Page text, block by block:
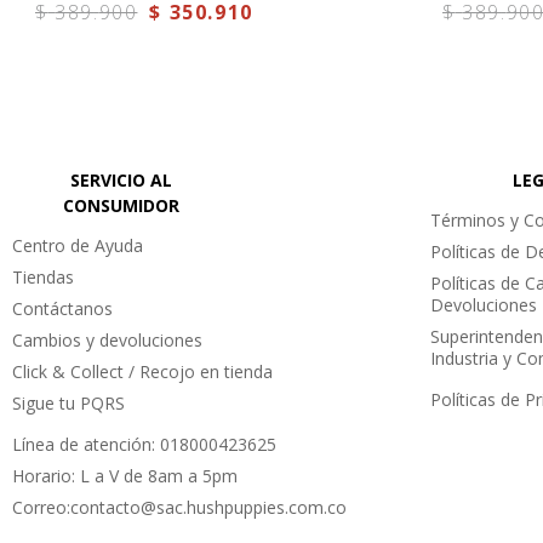
$ 389.900 $ 350.910 $ 389.
SERVICIO AL
CONSUMIDOR
Centro de Ayuda
Tiendas
Contáctanos
Cambios y devoluciones
Click & Collect / Recojo en tienda
Sigue tu PQRS
Línea de atención: 018000423625
Horario: L a V de 8am a 5pm
Correo:contacto@sac.hushpuppies.com.co
Términos y
Políticas de
Políticas de
Devoluciones
Industria y
Políticas de